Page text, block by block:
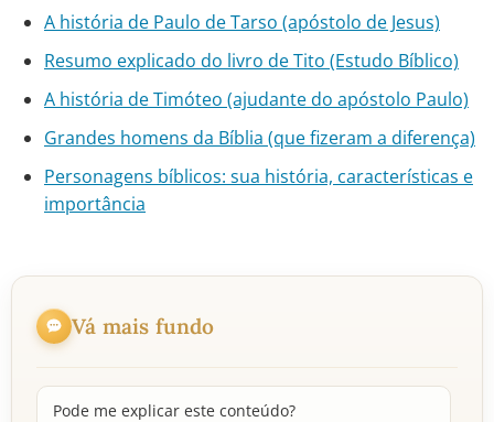
A história de Paulo de Tarso (apóstolo de Jesus)
Resumo explicado do livro de Tito (Estudo Bíblico)
A história de Timóteo (ajudante do apóstolo Paulo)
Grandes homens da Bíblia (que fizeram a diferença)
Personagens bíblicos: sua história, características e
importância
Vá mais fundo
Pode me explicar este conteúdo?